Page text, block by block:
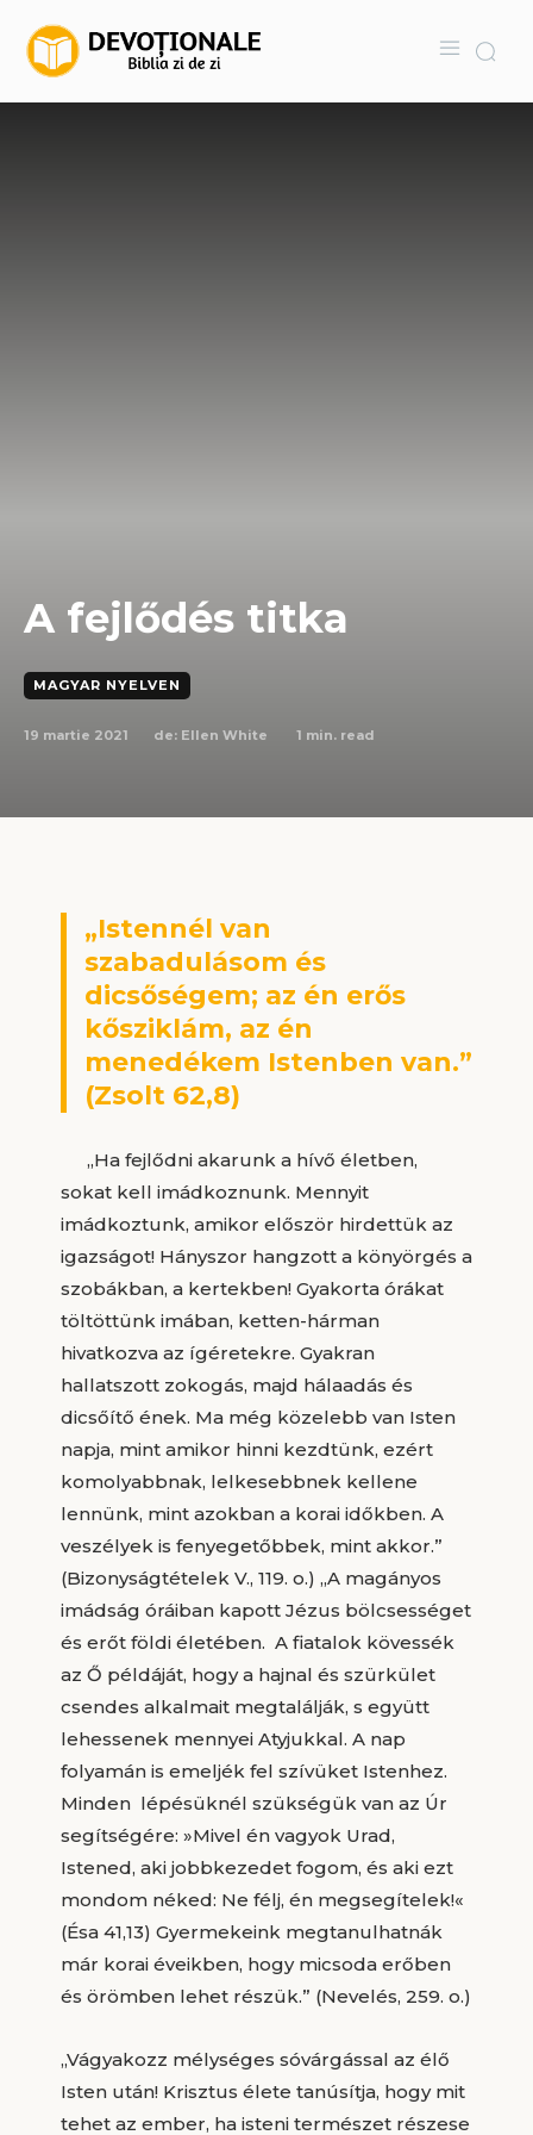
A fejlődés titka
MAGYAR NYELVEN
19 martie 2021 de: Ellen White 1 min. read
„Istennél van
szabadulásom és
dicsőségem; az én erős
kősziklám, az én
menedékem Istenben van.”
(Zsolt 62,8)
„Ha fejlődni akarunk a hívő életben,
sokat kell imádkoznunk. Mennyit
imádkoztunk, amikor először hirdettük az
igazságot! Hányszor hangzott a könyörgés a
szobákban, a kertekben! Gyakorta órákat
töltöttünk imában, ketten-hárman
hivatkozva az ígéretekre. Gyakran
hallatszott zokogás, majd hálaadás és
dicsőítő ének. Ma még közelebb van Isten
napja, mint amikor hinni kezdtünk, ezért
komolyabbnak, lelkesebbnek kellene
lennünk, mint azokban a korai időkben. A
veszélyek is fenyegetőbbek, mint akkor.”
(Bizonyságtételek V., 119. o.) „A magányos
imádság óráiban kapott Jézus bölcsességet
és erőt földi életében. A fiatalok kövessék
az Ő példáját, hogy a hajnal és szürkület
csendes alkalmait megtalálják, s együtt
lehessenek mennyei Atyjukkal. A nap
folyamán is emeljék fel szívüket Istenhez.
Minden lépésüknél szükségük van az Úr
segítségére: »Mivel én vagyok Urad,
Istened, aki jobbkezedet fogom, és aki ezt
mondom néked: Ne félj, én megsegítelek!«
(Ésa 41,13) Gyermekeink megtanulhatnák
már korai éveikben, hogy micsoda erőben
és örömben lehet részük.” (Nevelés, 259. o.)
„Vágyakozz mélységes sóvárgással az élő
Isten után! Krisztus élete tanúsítja, hogy mit
tehet az ember, ha isteni természet részese